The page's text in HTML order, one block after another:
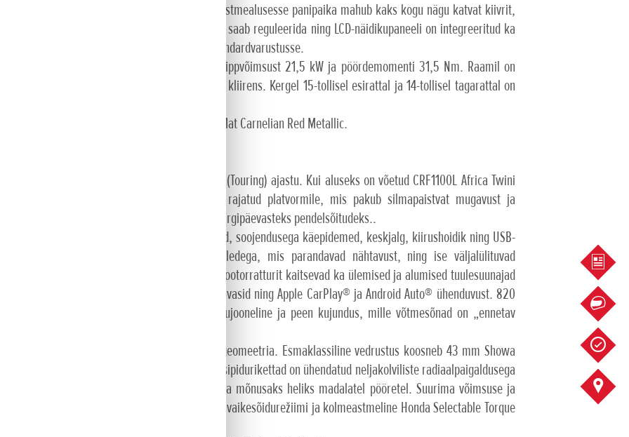
KÜSI
optimaalne praktilisus ja rikkalik varustus. Istmealusesse panipaika mahub kaks kogu nägu katvat kiivrit,
lisab nutika võtme kasutus. Tuuleklaasi kõrgust saab reguleerida ning LCD-näidikupaneeli on integreeritud ka
Selectable Torque Control (HSTC) kuulub standardvarustusse.
(eSP+) SOHC neljaklapiline mootor arendab tippvõimsust 21,5 kW ja pöördemomenti 31,5 Nm. Raamil on
eraldi mahutiga tagaamordid ning suur kliirens. Kergel 15-tollisel esirattal ja 14-tollisel tagarattal on
Silver Metallic, Mat Carbonium Gray Metallic ja Mat Carnelian Red Metallic.
juhatab sisse Honda uue matkamootorrataste (Touring) ajastu. Kui aluseks on võetud CRF1100L Africa Twini
mootorijõudlus tagatud. NT1100 on rajatud platvormile, mis pakub silmapaistvat mugavust ja
pikemaks kahekesi kõrvuti reisimiseks kui ka argipäevasteks pendelsõitudeks..
küllaltki suured integreeritud sadulakotid, soojendusega käepidemed, keskjalg, kiirushoidik ning USB-
on täis-LED-tuled koos päevatuledega, mis parandavad nähtavust, ning ise väljalülituvad
kõrgust saab viies suunas reguleerida ning mootorratturit kaitsevad ka ülemised ja alumised tuulesuunajad
pakub täisvärvilisi ja kohandatavaid kuvasid ning Apple CarPlay® ja Android Auto® ühenduvust. 820
paagitäiega saab sõita umbes 400 km. Voolujooneline ja peen kujundus, mille võtmesõnad on „ennetav
teljevahe, 17-tollised veljed ja terav rooligeomeetria. Esmaklassiline vedrustus koosneb 43 mm Showa
ühetorulisest amortisaatorist. 310 mm esipidurikettad on ühendatud neljakolviliste radiaalpaigaldusega
on häälestatud ülisujuvaks kiirendamiseks ja mõnusaks heliks madalatel pööretel. Suurima võimsuse ja
ja 104 Nm. Elektroonikapaketti kuuluvad kolm vaikesõidurežiimi ja kolmeastmeline Honda Selectable Torque